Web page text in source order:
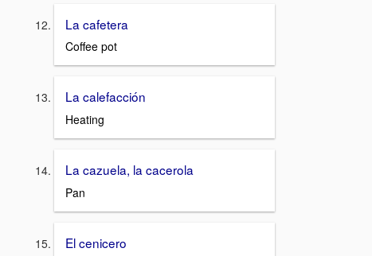
La cafetera
Coffee pot
La calefacción
Heating
La cazuela, la cacerola
Pan
El cenicero